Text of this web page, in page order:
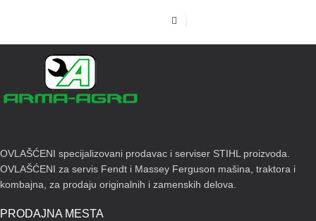
OVLAŠĆENI specijalizovani prodavac i serviser STIHL proizvoda.
OVLAŠĆENI za servis Fendt i Massey Ferguson mašina, traktora i
kombajna, za prodaju originalnih i zamenskih delova.
PRODAJNA MESTA